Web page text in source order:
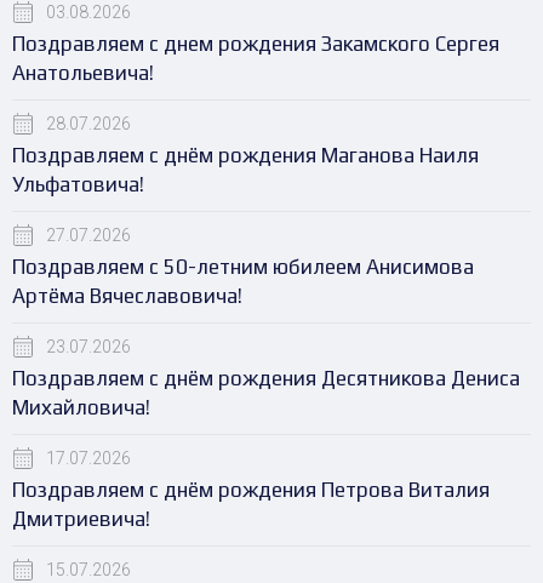
03.08.2026
Поздравляем с днем рождения Закамского Сергея
Анатольевича!
28.07.2026
Поздравляем с днём рождения Маганова Наиля
Ульфатовича!
27.07.2026
Поздравляем с 50-летним юбилеем Анисимова
Артёма Вячеславовича!
23.07.2026
Поздравляем с днём рождения Десятникова Дениса
Михайловича!
17.07.2026
Поздравляем с днём рождения Петрова Виталия
Дмитриевича!
15.07.2026